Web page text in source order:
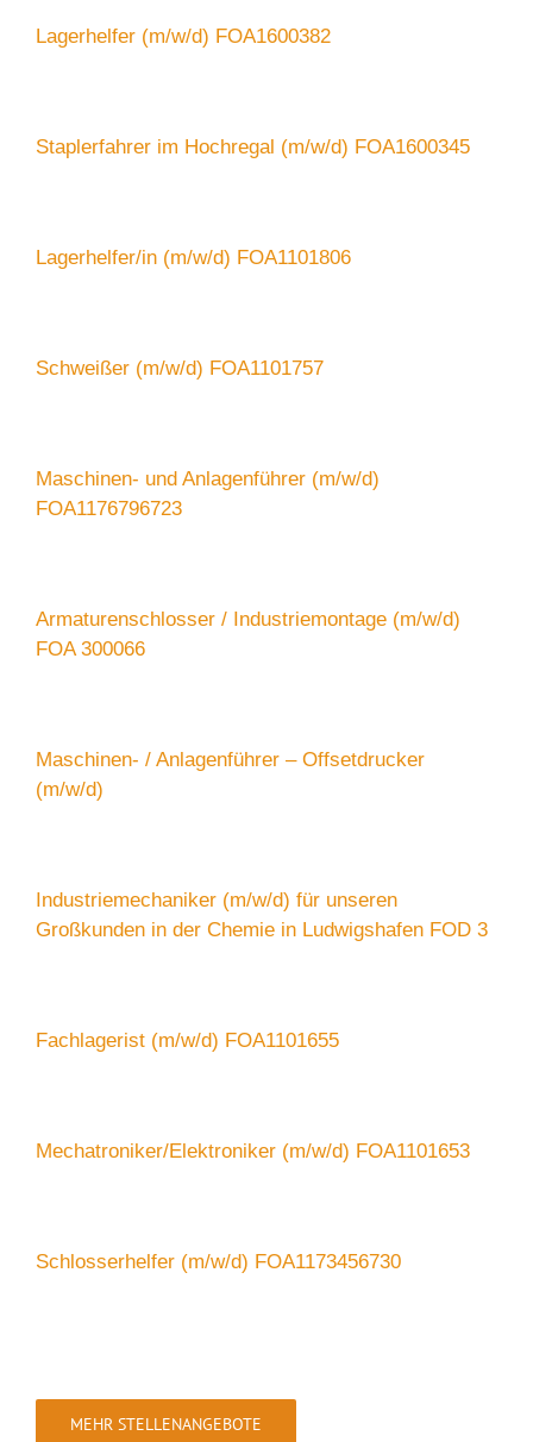
Lagerhelfer (m/w/d) FOA1600382
Staplerfahrer im Hochregal (m/w/d) FOA1600345
Lagerhelfer/in (m/w/d) FOA1101806
Schweißer (m/w/d) FOA1101757
Maschinen- und Anlagenführer (m/w/d)
FOA1176796723
Armaturenschlosser / Industriemontage (m/w/d)
FOA 300066
Maschinen- / Anlagenführer – Offsetdrucker
(m/w/d)
Industriemechaniker (m/w/d) für unseren
Großkunden in der Chemie in Ludwigshafen FOD 3
Fachlagerist (m/w/d) FOA1101655
Mechatroniker/Elektroniker (m/w/d) FOA1101653
Schlosserhelfer (m/w/d) FOA1173456730
MEHR STELLENANGEBOTE